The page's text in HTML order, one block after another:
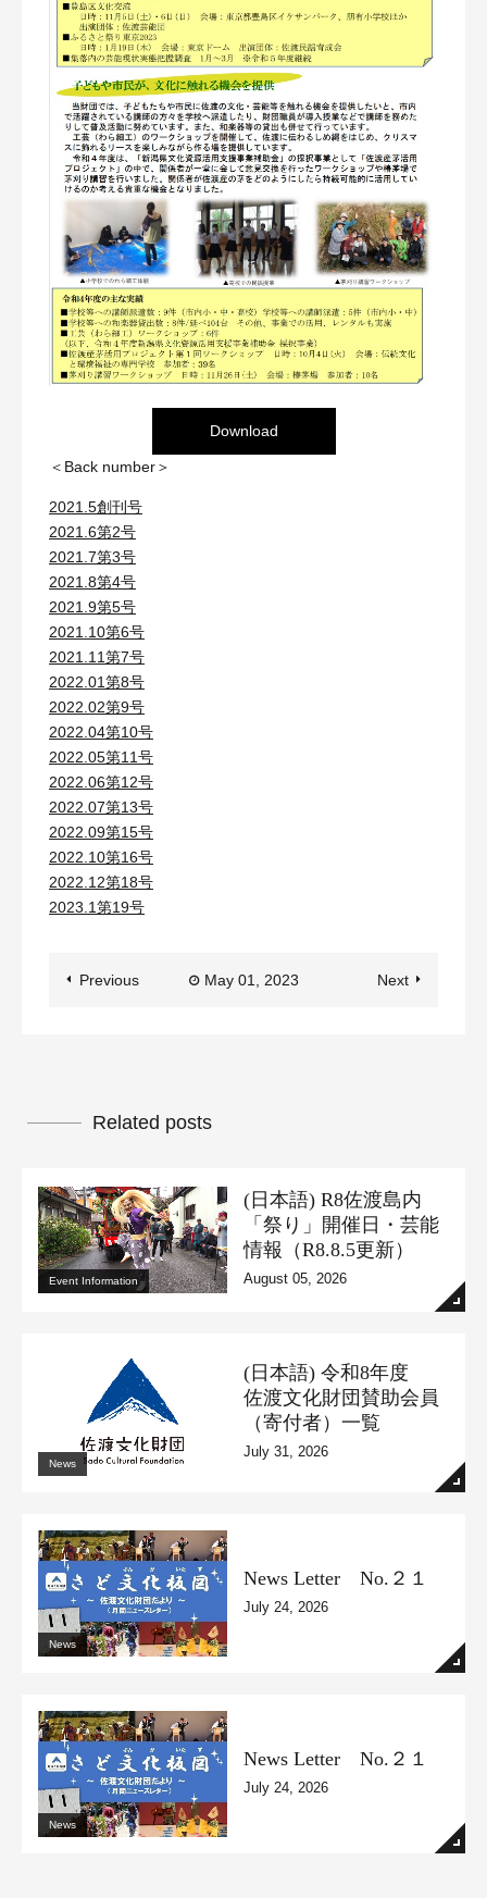
Download
＜Back number＞
2021.5創刊号
2021.6第2号
2021.7第3号
2021.8第4号
2021.9第5号
2021.10第6号
2021.11第7号
2022.01第8号
2022.02第9号
2022.04第10号
2022.05第11号
2022.06第12号
2022.07第13号
2022.09第15号
2022.10第16号
2022.12第18号
2023.1第19号
Previous Next
May 01, 2023
Related posts
Event Information
(日本語) R8佐渡島内
「祭り」開催日・芸能
情報（R8.8.5更新）
August 05, 2026
News
(日本語) 令和8年度
佐渡文化財団賛助会員
（寄付者）一覧
July 31, 2026
News
News Letter No.２１
July 24, 2026
News
News Letter No.２１
July 24, 2026